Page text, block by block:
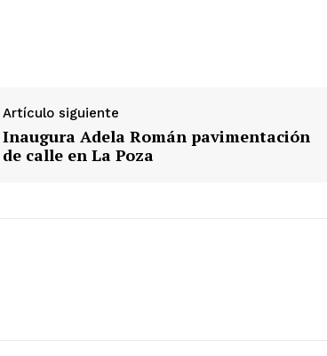
Artículo siguiente
Inaugura Adela Román pavimentación
de calle en La Poza